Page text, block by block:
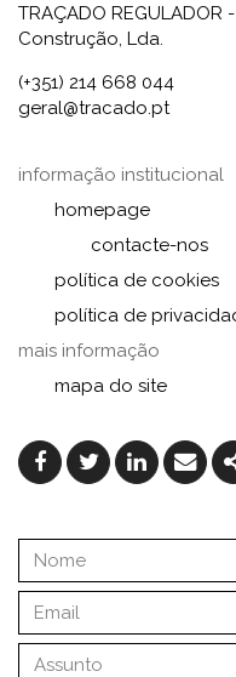
TRAÇADO
Construção, Lda.
(+351) 214 668 044
geral@tracado.pt
informação institucional
homepage
contacte-nos
política de cookies
política de
mais informação
mapa do site
Facebook
TwitterLinkedinEmail